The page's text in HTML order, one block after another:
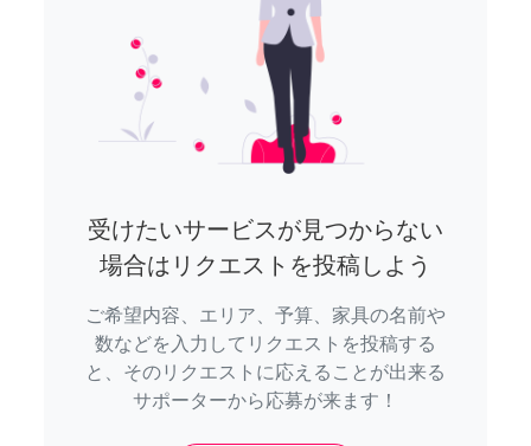
受けたいサービスが見つからない
場合はリクエストを投稿しよう
ご希望内容、エリア、予算、家具の名前や
数などを入力してリクエストを投稿する
と、そのリクエストに応えることが出来る
サポーターから応募が来ます！